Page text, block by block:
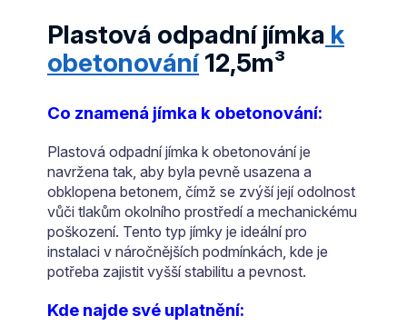
Plastová odpadní jímka k
obetonování12,5m³
Co znamená jímka k obetonování:
Plastová odpadní jímka k obetonování je
navržena tak, aby byla pevně usazena a
obklopena betonem, čímž se zvýší její odolnost
vůči tlakům okolního prostředí a mechanickému
poškození. Tento typ jímky je ideální pro
instalaci v náročnějších podmínkách, kde je
potřeba zajistit vyšší stabilitu a pevnost.
Kde najde své uplatnění: